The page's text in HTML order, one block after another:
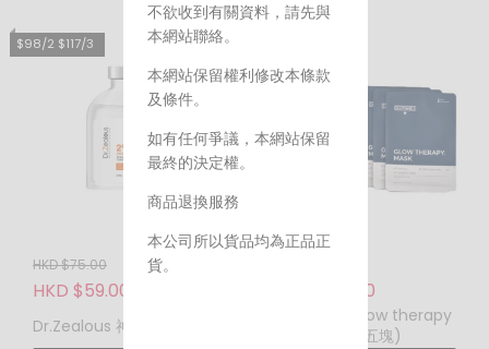
$98/2 $117/3
HKD $75.00
HKD $59.00
Dr.Zealous 神仙水 50ml
HKD $99.00
Glutanex glow therapy
mask (一盒五塊)
不欲收到有關資料，請先與
本網站聯絡。
本網站保留權利修改本條款
及條件。
如有任何爭議，本網站保留
最終的決定權。
商品退換服務
本公司所以貨品均為正品正
貨。